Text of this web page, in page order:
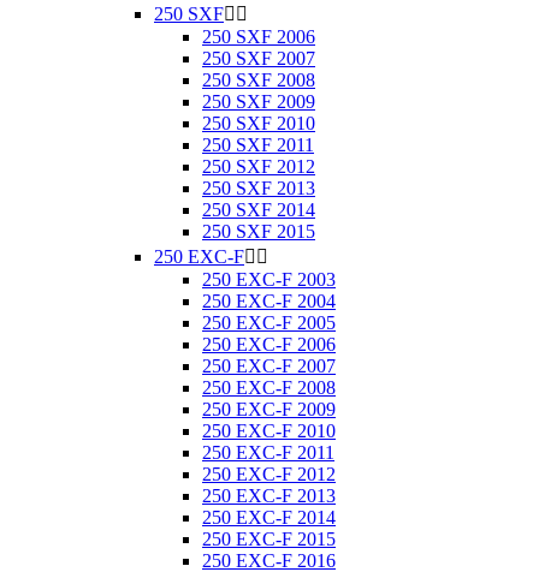
250 SXF 
250 SXF 2006
250 SXF 2007
250 SXF 2008
250 SXF 2009
250 SXF 2010
250 SXF 2011
250 SXF 2012
250 SXF 2013
250 SXF 2014
250 SXF 2015
250 EXC-F 
250 EXC-F 2003
250 EXC-F 2004
250 EXC-F 2005
250 EXC-F 2006
250 EXC-F 2007
250 EXC-F 2008
250 EXC-F 2009
250 EXC-F 2010
250 EXC-F 2011
250 EXC-F 2012
250 EXC-F 2013
250 EXC-F 2014
250 EXC-F 2015
250 EXC-F 2016